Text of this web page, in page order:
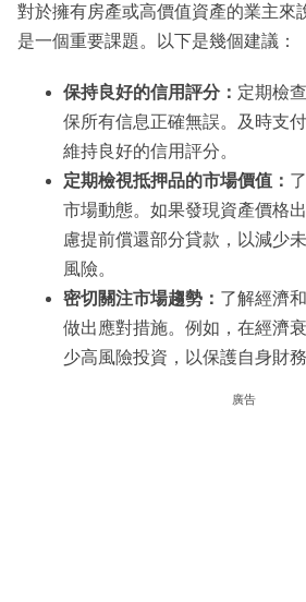
對於擁有房產或高價值資產的業主來
是一個重要課題。以下是幾個建議：
保持良好的信用評分： 定期檢
保所有信息正確無誤。及時支
維持良好的信用評分。
定期檢視抵押品的市場價值：
市場動態。如果發現資產價格
慮提前償還部分貸款，以減少
風險。
密切關注市場趨勢： 了解經濟
做出應對措施。例如，在經濟
少高風險投資，以保護自身財務
廣告